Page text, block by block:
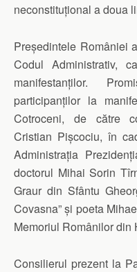
neconstituțional a doua
Președintele României
Codul Administrativ,
manifestanților.
participanților la
Cotroceni, de către
Cristian Pișcociu, în
Administrația
doctorul Mihai Sorin
Graur din Sfântu
Covasna” și poeta
Memoriul Românilor din
Consilierul prezent la